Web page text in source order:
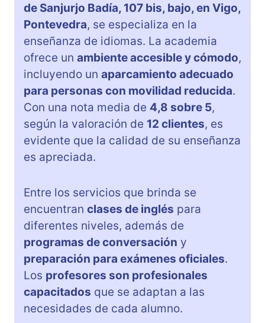
de Sanjurjo Badía, 107 bis, bajo, en Vigo,
Pontevedra, se especializa en la
enseñanza de idiomas. La academia
ofrece un ambiente accesible y cómodo,
incluyendo un aparcamiento adecuado
para personas con movilidad reducida.
Con una nota media de 4,8 sobre 5,
según la valoración de 12 clientes, es
evidente que la calidad de su enseñanza
es apreciada.
Entre los servicios que brinda se
encuentran clases de inglés para
diferentes niveles, además de
programas de conversación y
preparación para exámenes oficiales.
Los profesores son profesionales
capacitados que se adaptan a las
necesidades de cada alumno.